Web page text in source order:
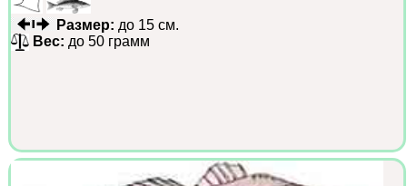
Размер: до 15 см.
Вес: до 50 грамм